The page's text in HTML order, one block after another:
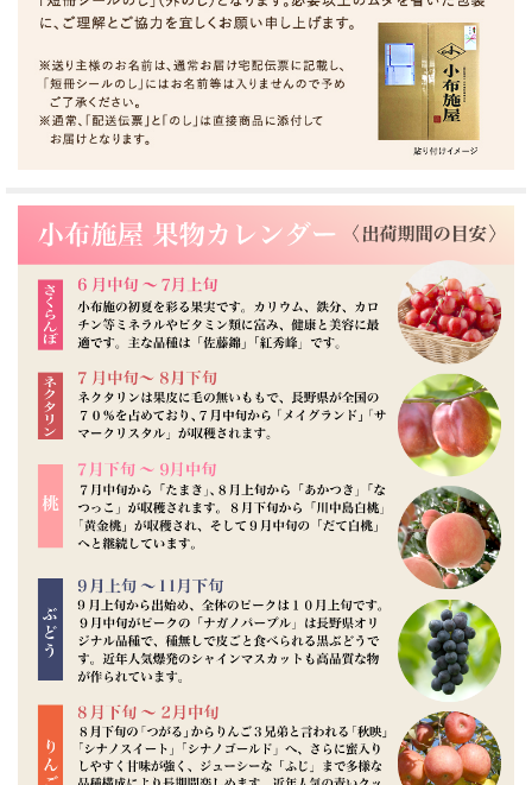
りんごの本場、信州で育った、甘みたっぷり、とってもジューシ
ーなサンふじです。
信州のりんごは、ゴールデンウィーク頃には花が咲き始めます。
他の地域に比べ、花が咲いてから収穫までの日数が長く、太陽に
大きく甘い、美味しいりんごが育ちます。
太陽の恵みをいっぱいうけて育った「りんごの王様」サンふじを
お楽しみください。
シャキっとした歯ごたえと程よい酸味が特徴のサンふじりんご
毎日食べても飽きない口あたりの良さと溢れる果汁。
信州から産地直送でお届けいたします。